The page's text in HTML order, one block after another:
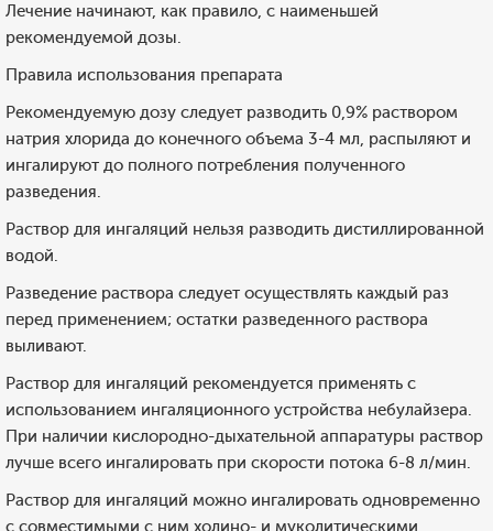
Лечение начинают, как правило, с наименьшей
рекомендуемой дозы.
Правила использования препарата
Рекомендуемую дозу следует разводить 0,9% раствором
натрия хлорида до конечного объема 3-4 мл, распыляют и
ингалируют до полного потребления полученного
разведения.
Раствор для ингаляций нельзя разводить дистиллированной
водой.
Разведение раствора следует осуществлять каждый раз
перед применением; остатки разведенного раствора
выливают.
Раствор для ингаляций рекомендуется применять с
использованием ингаляционного устройства небулайзера.
При наличии кислородно-дыхательной аппаратуры раствор
лучше всего ингалировать при скорости потока 6-8 л/мин.
Раствор для ингаляций можно ингалировать одновременно
с совместимыми с ним холино- и муколитическими